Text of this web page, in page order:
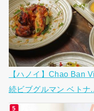
【ハノイ】Chao Ban
続ビブグルマン ベトナ